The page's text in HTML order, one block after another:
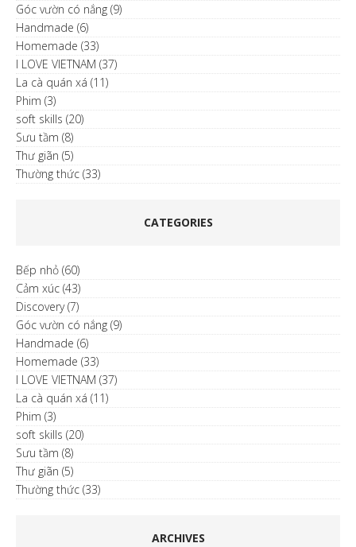
Góc vườn có nắng (9)
Handmade (6)
Homemade (33)
I LOVE VIETNAM (37)
La cà quán xá (11)
Phim (3)
soft skills (20)
Sưu tầm (8)
Thư giãn (5)
Thường thức (33)
CATEGORIES
Bếp nhỏ (60)
Cảm xúc (43)
Discovery(7)
Góc vườn có nắng (9)
Handmade (6)
Homemade (33)
I LOVE VIETNAM (37)
La cà quán xá (11)
Phim (3)
soft skills (20)
Sưu tầm (8)
Thư giãn (5)
Thường thức (33)
ARCHIVES